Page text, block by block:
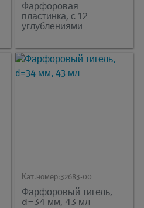
Фарфоровая
пластинка, с 12
углублениями
Кат.номер:32683-00
Фарфоровый тигель,
d=34 мм, 43 мл